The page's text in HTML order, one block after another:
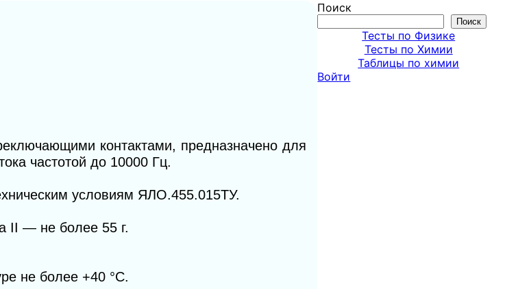
контактами, предназначено для
частотой до 10000 Гц.
условиям ЯЛО.455.015ТУ.
II — не более 55 г.
не более +40 °С.
Поиск
Поиск
Тесты по Физике
Тесты по Химии
Таблицы по химии
Войти